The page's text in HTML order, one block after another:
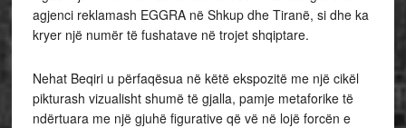
agjenci reklamash EGGRA në Shkup dhe Tiranë, si dhe ka
kryer një numër të fushatave në trojet shqiptare.
Nehat Beqiri u përfaqësua në këtë ekspozitë me një cikël
pikturash vizualisht shumë të gjalla, pamje metaforike të
ndërtuara me një gjuhë figurative që vë në lojë forcën e